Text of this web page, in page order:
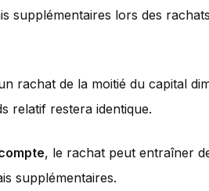
supplémentaires lors des
rachat de la moitié du capital
relatif restera identique.
, le rachat peut entraîner
supplémentaires.